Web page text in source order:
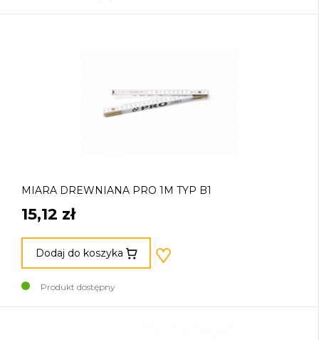
MIARA DREWNIANA PRO 1M TYP B1
15,12 zł
Dodaj do koszyka
Produkt dostępny